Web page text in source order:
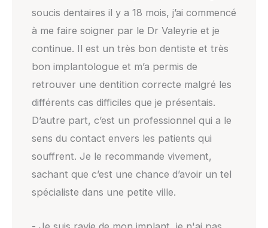
soucis dentaires il y a 18 mois, j’ai commencé
à me faire soigner par le Dr Valeyrie et je
continue. Il est un très bon dentiste et très
bon implantologue et m’a permis de
retrouver une dentition correcte malgré les
différents cas difficiles que je présentais.
D’autre part, c’est un professionnel qui a le
sens du contact envers les patients qui
souffrent. Je le recommande vivement,
sachant que c’est une chance d’avoir un tel
spécialiste dans une petite ville.